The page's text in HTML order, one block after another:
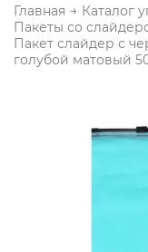
Главная → Каталог
Пакеты со
Пакет слайдер с
голубой матовый